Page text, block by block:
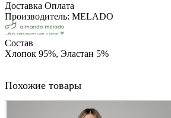
Доставка Оплата
Производитель: MELADO
Состав
Хлопок 95%, Эластан 5%
Похожие товары